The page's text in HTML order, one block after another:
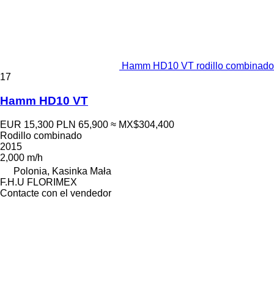
Hamm HD10 VT rodillo combinado
17
Hamm HD10 VT
EUR 15,300 PLN 65,900 ≈ MX$304,400
Rodillo combinado
2015
2,000 m/h
Polonia, Kasinka Mała
F.H.U FLORIMEX
Contacte con el vendedor